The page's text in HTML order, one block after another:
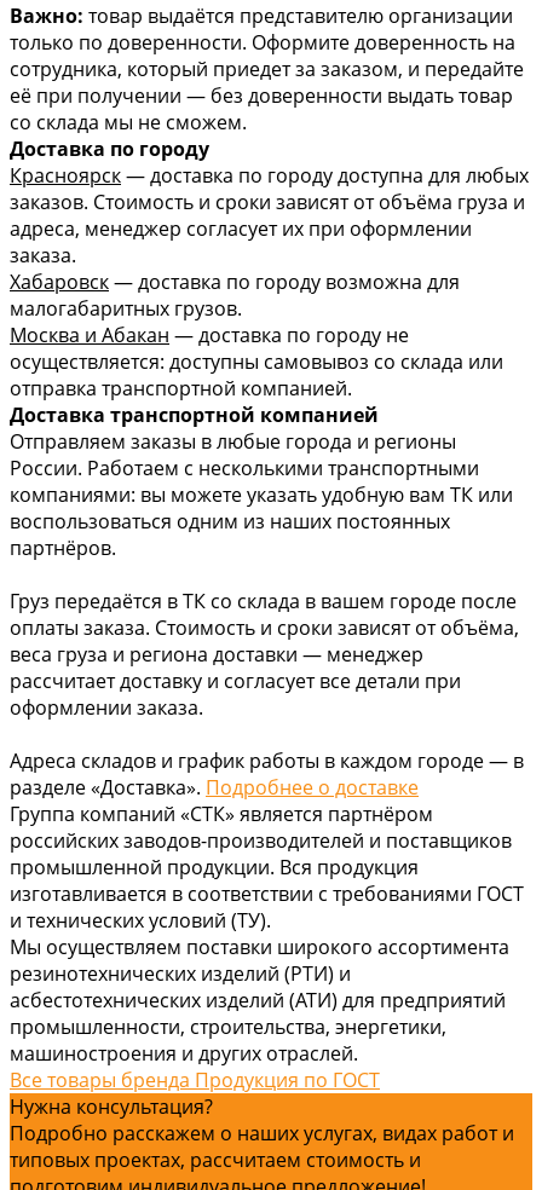
Важно: товар выдаётся представителю организации
только по доверенности. Оформите доверенность на
сотрудника, который приедет за заказом, и передайте
её при получении — без доверенности выдать товар
со склада мы не сможем.
Доставка по городу
Красноярск— доставка по городу доступна для любых
заказов. Стоимость и сроки зависят от объёма груза и
адреса, менеджер согласует их при оформлении
заказа.
Хабаровск— доставка по городу возможна для
малогабаритных грузов.
Москва и Абакан — доставка по городу не
осуществляется: доступны самовывоз со склада или
отправка транспортной компанией.
Доставка транспортной компанией
Отправляем заказы в любые города и регионы
России. Работаем с несколькими транспортными
компаниями: вы можете указать удобную вам ТК или
воспользоваться одним из наших постоянных
партнёров.
Груз передаётся в ТК со склада в вашем городе после
оплаты заказа. Стоимость и сроки зависят от объёма,
веса груза и региона доставки — менеджер
рассчитает доставку и согласует все детали при
оформлении заказа.
Адреса складов и график работы в каждом городе — в
разделе «Доставка». Подробнее о доставке
Группа компаний «СТК» является партнёром
российских заводов-производителей и поставщиков
промышленной продукции. Вся продукция
изготавливается в соответствии с требованиями ГОСТ
и технических условий (ТУ).
Мы осуществляем поставки широкого ассортимента
резинотехнических изделий (РТИ) и
асбестотехнических изделий (АТИ) для предприятий
промышленности, строительства, энергетики,
машиностроения и других отраслей.
Все товары бренда Продукция по ГОСТ
Нужна консультация?
Подробно расскажем о наших услугах, видах работ и
типовых проектах, рассчитаем стоимость и